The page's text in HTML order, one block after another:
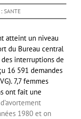
SANTE
atteint un niveau
du Bureau central
interruptions de
16 591 demandes
7,7 femmes
ont fait une
1980 et on